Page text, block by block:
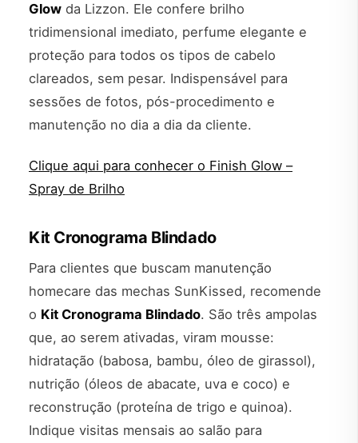
Glow da Lizzon. Ele confere brilho
tridimensional imediato, perfume elegante e
proteção para todos os tipos de cabelo
clareados, sem pesar. Indispensável para
sessões de fotos, pós-procedimento e
manutenção no dia a dia da cliente.
Clique aqui para conhecer o Finish Glow –
Spray de Brilho
Kit Cronograma Blindado
Para clientes que buscam manutenção
homecare das mechas SunKissed, recomende
o Kit Cronograma Blindado. São três ampolas
que, ao serem ativadas, viram mousse:
hidratação (babosa, bambu, óleo de girassol),
nutrição (óleos de abacate, uva e coco) e
reconstrução (proteína de trigo e quinoa).
Indique visitas mensais ao salão para